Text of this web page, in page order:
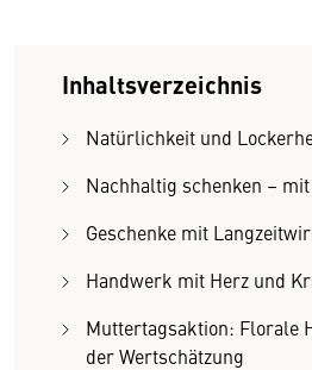
Inhaltsverzeichnis
Natürlichkeit und
Nachhaltig schenken –
Geschenke mit
Handwerk mit Herz und
Muttertagsaktion: Florale
der Wertschätzung